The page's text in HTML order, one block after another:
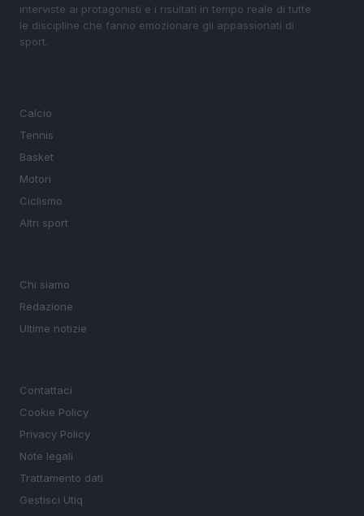
interviste ai protagonisti e i risultati in tempo reale di tutte
le discipline che fanno emozionare gli appassionati di
sport.
Calcio
Tennis
Basket
Motori
Ciclismo
Altri sport
Chi siamo
Redazione
Ultime notizie
Contattaci
Cookie Policy
Privacy Policy
Note legali
Trattamento dati
Gestisci Utiq